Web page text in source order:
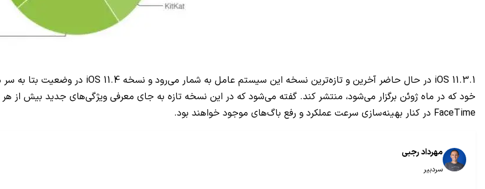
iOS 11.3.1 در حال حاضر آخرین و تازه‌ترین نسخه این سیستم عامل به شمار می‌رود و نسخه iOS 11.4 در وضعیت بتا به سر
خود که در ماه ژوئن برگزار می‌شود، منتشر کند. گفته می‌شود که در این نسخه تازه به جای معرفی ویژگی‌های جدید بیش از
FaceTime در کنار بهینه‌سازی سرعت عملکرد و رفع باگ‌های موجود خواهند بود.
مهرداد رجبی
سردبیر